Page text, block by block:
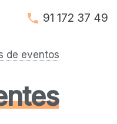
91 172 37 49
de eventos